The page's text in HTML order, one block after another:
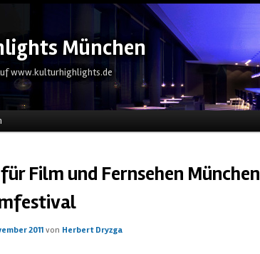
München
www.kulturhighlights.de
wechseln
Film und Fernsehen München
2011 von Herbert Dryzga